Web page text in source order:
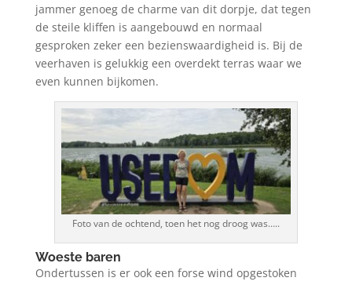
jammer genoeg de charme van dit dorpje, dat tegen
de steile kliffen is aangebouwd en normaal
gesproken zeker een bezienswaardigheid is. Bij de
veerhaven is gelukkig een overdekt terras waar we
even kunnen bijkomen.
Foto van de ochtend, toen het nog droog was…..
Woeste baren
Ondertussen is er ook een forse wind opgestoken